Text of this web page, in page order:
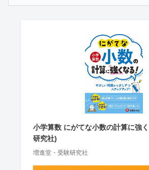
小学算数 にがてな小数の計算に強
研究社)
増進堂・受験研究社